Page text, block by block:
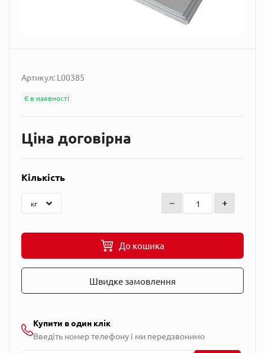
Артикул: L00385
Є в наявності
Ціна договірна
Кількість
До кошика
Швидке замовлення
Купити в один клік
Введіть номер телефону і ми передзвонимо